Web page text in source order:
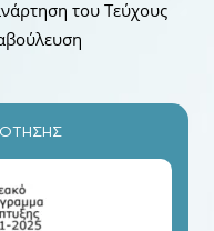
του Τεύχους